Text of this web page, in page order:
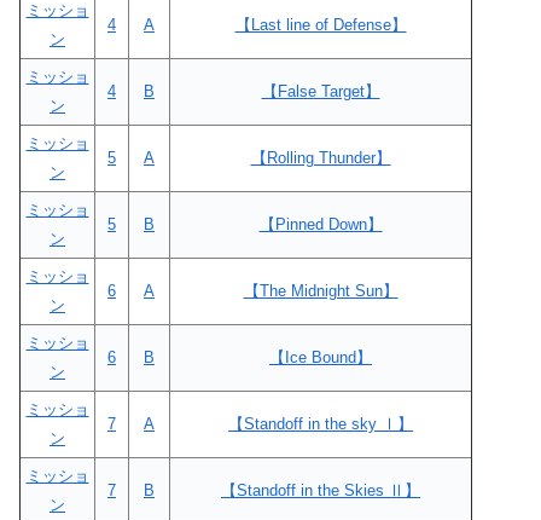
ミッショ
ン
4 A 【Last line of Defense】
ミッショ
ン
4 B 【False Target】
ミッショ
ン
5 A 【Rolling Thunder】
ミッショ
ン
5 B 【Pinned Down】
ミッショ
ン
6 A 【The Midnight Sun】
ミッショ
ン
6 B 【Ice Bound】
ミッショ
ン
7 A 【Standoff in the sky Ⅰ】
ミッショ
ン
7 B 【Standoff in the Skies Ⅱ】